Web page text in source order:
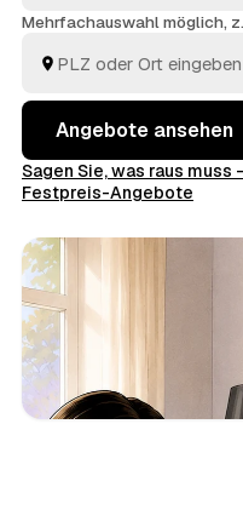
und Termine, auch
Mehrfachauswahl möglich,
Angebote ansehen
Sagen Sie, was raus
Festpreis-Angebote